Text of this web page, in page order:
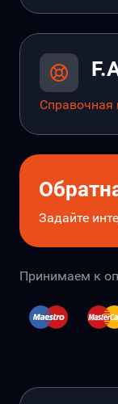
Задайте
Принимаем к